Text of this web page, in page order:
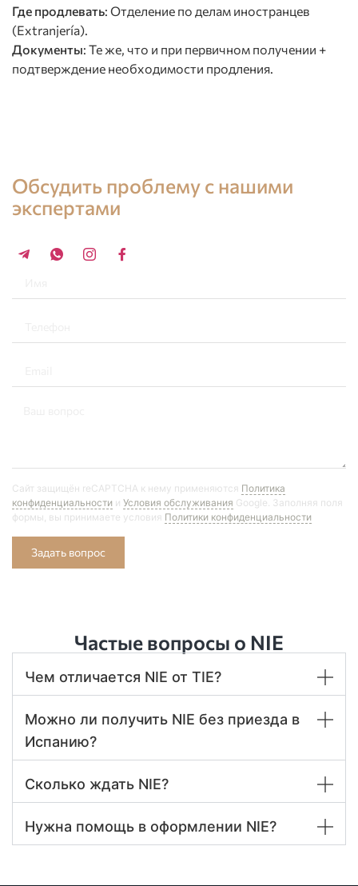
Где продлевать: Отделение по делам иностранцев
(Extranjería).
Документы: Те же, что и при первичном получении +
подтверждение необходимости продления.
Обсудить проблему с нашими
экспертами
Сайт защищён reCAPTCHA к нему применяются Политика
конфиденциальности и Условия обслуживания Google. Заполняя поля
формы, вы принимаете условия Политики конфиденциальности
Задать вопрос
Частые вопросы о NIE
Чем отличается NIE от TIE?
Можно ли получить NIE без приезда в
Испанию?
Сколько ждать NIE?
Нужна помощь в оформлении NIE?